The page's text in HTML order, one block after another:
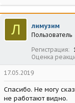
а
к
ц
и
и
Л лимузим
Пользователь
Регистрация
Оценка
17.05.2019
Спасибо. Не могу
не работают видно.